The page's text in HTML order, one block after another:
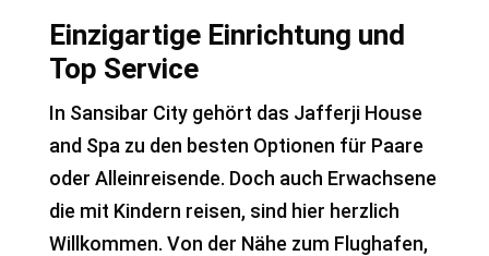
Einzigartige Einrichtung und
Top Service
In Sansibar City gehört das Jafferji House
and Spa zu den besten Optionen für Paare
oder Alleinreisende. Doch auch Erwachsene
die mit Kindern reisen, sind hier herzlich
Willkommen. Von der Nähe zum Flughafen,